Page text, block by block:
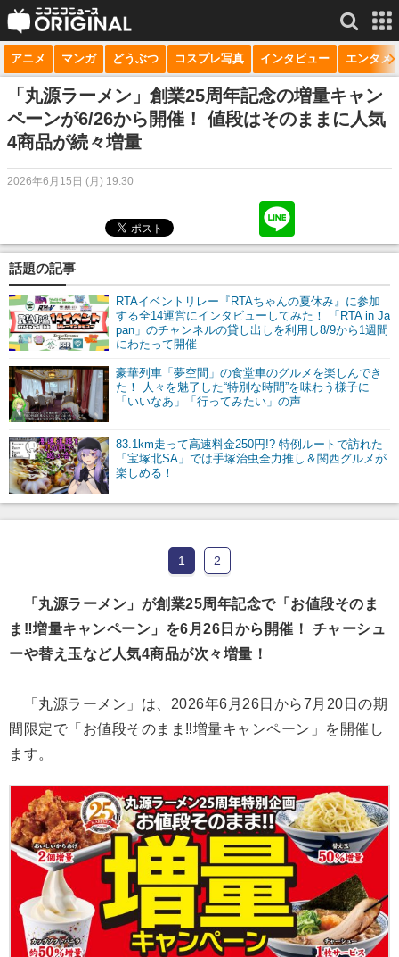
サービス一覧 もっと見る
niconico
動画
生放送
マンガ
ニコニコQ
アニメ マンガ どうぶつ コスプレ写真 インタビュー エンタメ
「丸源ラーメン」創業25周年記念の増量キャン
ペーンが6/26から開催！ 値段はそのままに人気
4商品が続々増量
2026年6月15日 (月) 19:30
話題の記事
RTAイベントリレー『RTAちゃんの夏休み』に参加
する全14運営にインタビューしてみた！ 「RTA in Ja
pan」のチャンネルの貸し出しを利用し8/9から1週間
にわたって開催
豪華列車「夢空間」の食堂車のグルメを楽しんでき
た！ 人々を魅了した“特別な時間”を味わう様子に
「いいなあ」「行ってみたい」の声
83.1km走って高速料金250円!? 特例ルートで訪れた
「宝塚北SA」では手塚治虫全力推し＆関西グルメが
楽しめる！
1 2
「丸源ラーメン」が創業25周年記念で「お値段そのま
ま‼︎増量キャンペーン」を6月26日から開催！ チャーシュ
ーや替え玉など人気4商品が次々増量！
「丸源ラーメン」は、2026年6月26日から7月20日の期
間限定で「お値段そのまま‼︎増量キャンペーン」を開催し
ます。